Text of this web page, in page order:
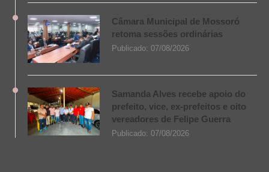
Câmara Municipal de Mossoró
retoma sessões ordinárias
Publicado: 07/08/2026
Samanda Alves recebe apoio do
prefeito, vice, ex-prefeitos e oito
vereadores de Felipe Guerra
Publicado: 07/08/2026